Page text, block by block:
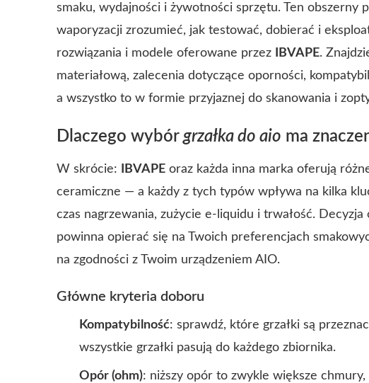
smaku, wydajności i żywotności sprzętu. Ten obszerny
waporyzacji zrozumieć, jak testować, dobierać i
rozwiązania i modele oferowane przez
IBVAPE.
materiałową, zalecenia dotyczące oporności,
a wszystko to w formie przyjaznej do skanowania i
Dlaczego wybórgrzałka do aio ma
W skrócie: IBVAPE oraz każda inna marka oferują
ceramiczne — a każdy z tych typów wpływa na kilka
czas nagrzewania, zużycie e-liquidu i trwałość.
powinna opierać się na Twoich preferencjach
na zgodności z Twoim urządzeniem AIO.
Główne kryteria doboru
Kompatybilność: sprawdź, które grzałki są
wszystkie grzałki pasują do każdego zbiornika.
Opór (ohm): niższy opór to zwykle większe